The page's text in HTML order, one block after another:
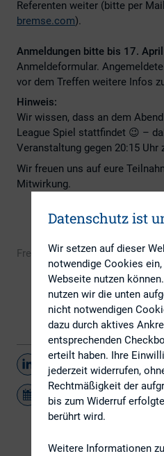
Referenten weiter (bitte per
bremse.com).
Anmeldungen bitte bis 17.
Anmeldeformular.
vor dem Treffen weitere Infos
Hinweis:
Wir wissen, dass an dem
League Spiel stattfindet 😉 –
Veranstaltung gegen 20:15 Uhr
Wir freuen uns auf eure
Mitwirkung.
Freie Plätze Jetzt
Teilen
Datenschutz ist
Wir setzen auf dieser
notwendige Cookies
Webseite nutzen
nutzen wir die unten
nicht notwendigen
dazu durch aktives
entsprechenden
erteilt haben. Ihre
jederzeit widerrufen,
Rechtmäßigkeit der
bis zum Widerruf
berührt wird.
Weitere Informationen